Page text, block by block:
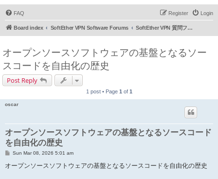
FAQ Login
Register
Board index SoftEther VPN Software Forums SoftEther VPN 質問フォーラム (日本語)
オープンソースソフトウェアの基盤となるソー
スコードを自由化の歴史
Post Reply
1 post • Page 1 of 1
oscar
オープンソースソフトウェアの基盤となるソースコード
を自由化の歴史
P
s
Sun Mar 08, 2026 5:01 am
オープンソースソフトウェアの基盤となるソースコードを自由化の歴史